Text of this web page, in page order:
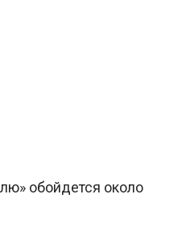
обойдется около